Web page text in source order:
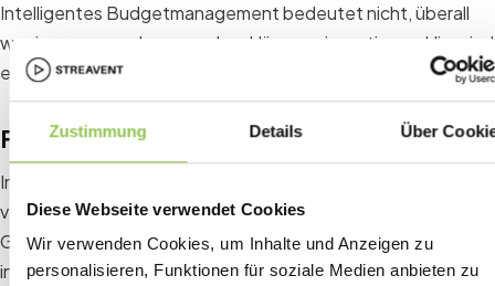
Zustimmung Details Über
Diese Webseite verwendet Cookies
Wir verwenden Cookies, um Inhalte und Anzeigen zu
personalisieren, Funktionen für soziale Medien anbieten zu
Intelligentes Budgetmanagement bedeutet nicht, überall
weniger auszugeben, sondern klüger zu investieren. Hier sind
einige Strategien:
Fokus auf wirkungsvolle Bereiche
Intelligentes Budgetmanagement beginnt damit, zu
verstehen, was für Teilnehmer wirklich zählt. Die meisten
Gäste erinnern sich eher an die Qualität der Referenten,
interaktiven Sitzungen und Networking-Möglichkeiten als an